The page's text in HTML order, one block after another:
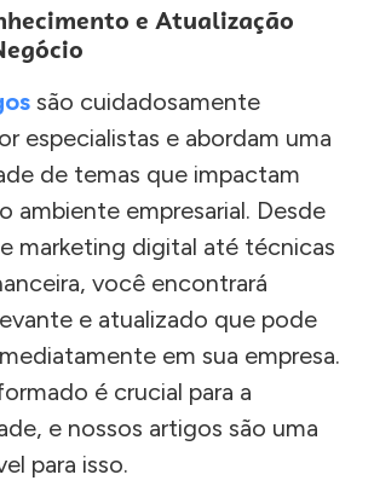
e Atualização
são cuidadosamente
especialistas e abordam uma
de temas que impactam
ambiente empresarial. Desde
marketing digital até técnicas
você encontrará
e atualizado que pode
em sua empresa.
é crucial para a
e nossos artigos são uma
para isso.